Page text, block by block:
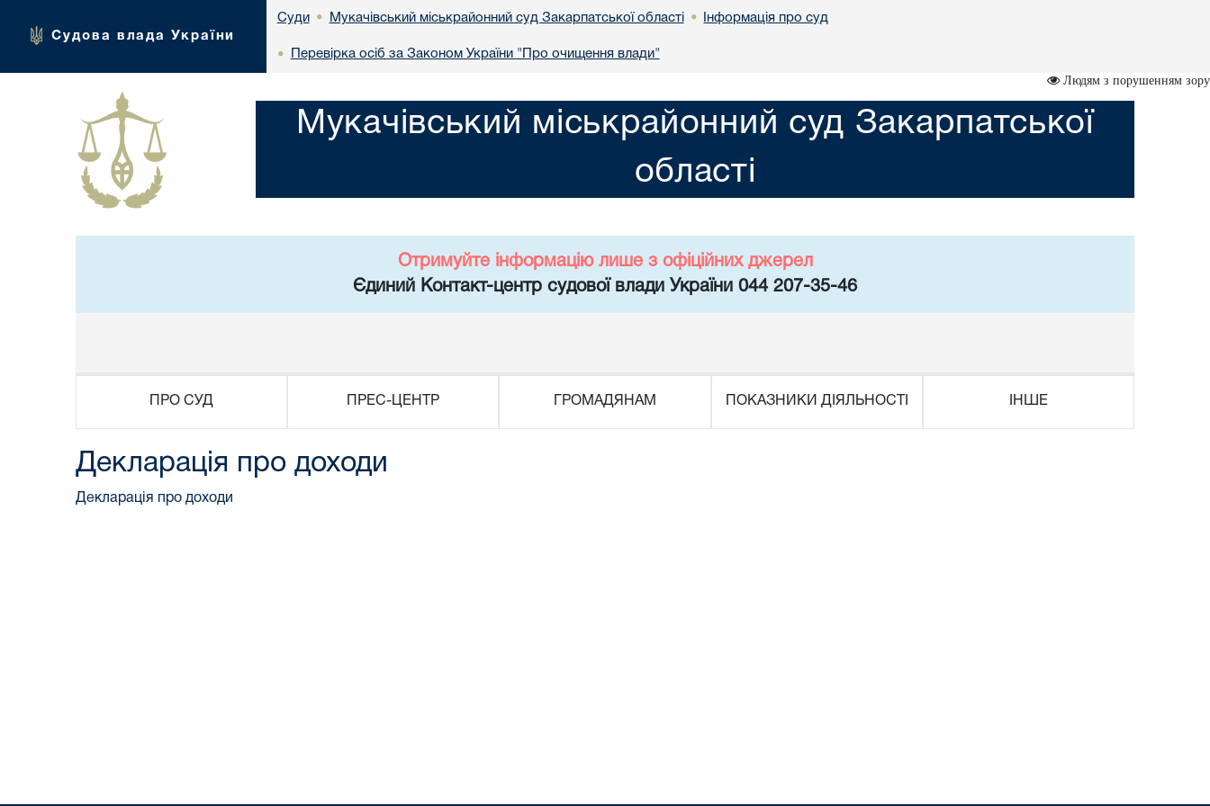
Судова влада України
Суди • Мукачівський міськрайонний суд Закарпатської області • Інформація про суд
• Перевірка осіб за Законом України "Про очищення влади"
Людям з порушенням зору
Мукачівський міськрайонний суд Закарпатської
області
Отримуйте інформацію лише з офіційних джерел
Єдиний Контакт-центр судової влади України 044 207-35-46
ПРО СУД ПРЕС-ЦЕНТР ГРОМАДЯНАМ ПОКАЗНИКИ ДІЯЛЬНОСТІ ІНШЕ
Декларація про доходи
Декларація про доходи